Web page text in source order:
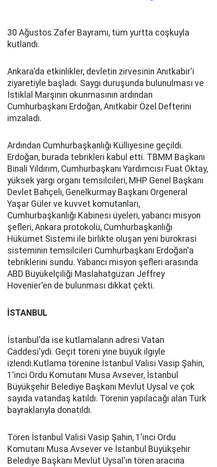
30 Ağustos Zafer Bayramı, tüm yurtta coşkuyla
kutlandı.
Ankara'da etkinlikler, devletin zirvesinin Anıtkabir'i
ziyaretiyle başladı. Saygı duruşunda bulunulması ve
İstiklal Marşının okunmasının ardından
Cumhurbaşkanı Erdoğan, Anıtkabir Özel Defterini
imzaladı.
Ardından Cumhurbaşkanlığı Külliyesine geçildi.
Erdoğan, burada tebrikleri kabul etti. TBMM Başkanı
Binali Yıldırım, Cumhurbaşkanı Yardımcısı Fuat Oktay,
yüksek yargı organı temsilcileri, MHP Genel Başkanı
Devlet Bahçeli, Genelkurmay Başkanı Orgeneral
Yaşar Güler ve kuvvet komutanları,
Cumhurbaşkanlığı Kabinesi üyeleri, yabancı misyon
şefleri, Ankara protokolü, Cumhurbaşkanlığı
Hükümet Sistemi ile birlikte oluşan yeni bürokrasi
sisteminin temsilcileri Cumhurbaşkanı Erdoğan'a
tebriklerini sundu. Yabancı misyon şefleri arasında
ABD Büyükelçiliği Maslahatgüzarı Jeffrey
Hovenier'en de bulunması dikkat çekti.
İSTANBUL
İstanbul'da ise kutlamaların adresi Vatan
Caddesi'ydi. Geçit töreni yine büyük ilgiyle
izlendi.Kutlama törenine İstanbul Valisi Vasip Şahin,
1'inci Ordu Komutanı Musa Avsever, İstanbul
Büyükşehir Belediye Başkanı Mevlüt Uysal ve çok
sayıda vatandaş katıldı. Törenin yapılacağı alan Türk
bayraklarıyla donatıldı.
Tören İstanbul Valisi Vasip Şahin, 1'inci Ordu
Komutanı Musa Avsever ve İstanbul Büyükşehir
Belediye Başkanı Mevlüt Uysal'ın tören aracına